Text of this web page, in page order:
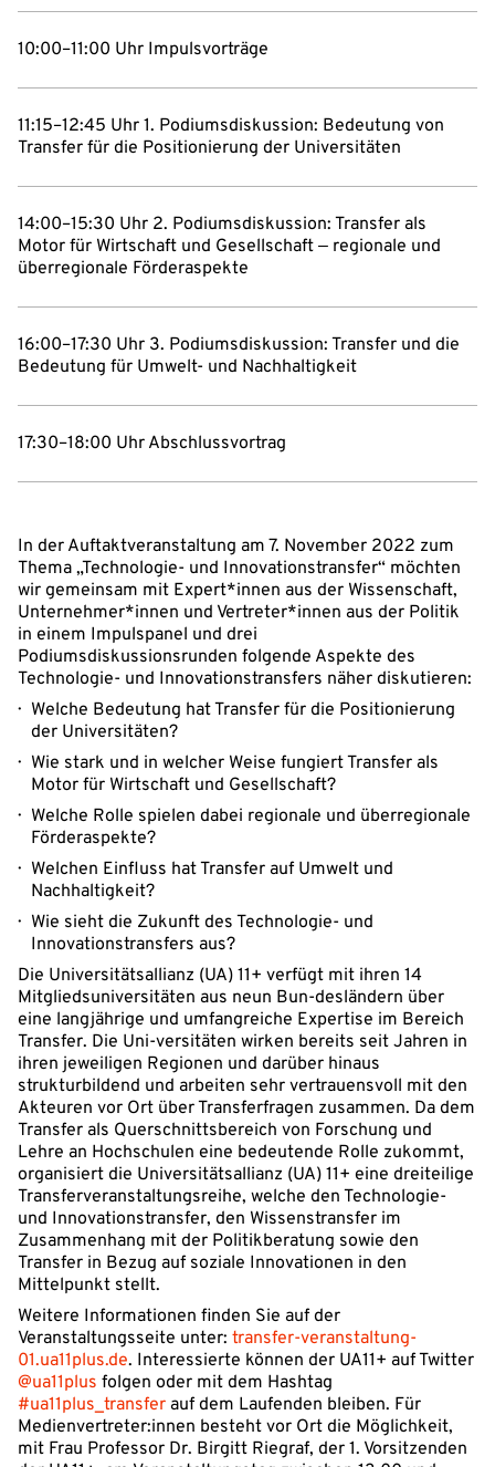
10:00–11:00 Uhr Impulsvorträge
11:15–12:45 Uhr 1. Podiumsdiskussion: Bedeutung von
Transfer für die Positionierung der Universitäten
14:00–15:30 Uhr 2. Podiumsdiskussion: Transfer als
Motor für Wirtschaft und Gesellschaft ‒ regionale und
überregionale Förderaspekte
16:00–17:30 Uhr 3. Podiumsdiskussion: Transfer und die
Bedeutung für Umwelt- und Nachhaltigkeit
17:30–18:00 Uhr Abschlussvortrag
In der Auftaktveranstaltung am 7. November 2022 zum
Thema „Technologie- und Innovationstransfer“ möchten
wir gemeinsam mit Expert*innen aus der Wissenschaft,
Unternehmer*innen und Vertreter*innen aus der Politik
in einem Impulspanel und drei
Podiumsdiskussionsrunden folgende Aspekte des
Technologie- und Innovationstransfers näher diskutieren:
Welche Bedeutung hat Transfer für die Positionierung
der Universitäten?
Wie stark und in welcher Weise fungiert Transfer als
Motor für Wirtschaft und Gesellschaft?
Welche Rolle spielen dabei regionale und überregionale
Förderaspekte?
Welchen Einfluss hat Transfer auf Umwelt und
Nachhaltigkeit?
Wie sieht die Zukunft des Technologie- und
Innovationstransfers aus?
Die Universitätsallianz (UA) 11+ verfügt mit ihren 14
Mitgliedsuniversitäten aus neun Bun-desländern über
eine langjährige und umfangreiche Expertise im Bereich
Transfer. Die Uni-versitäten wirken bereits seit Jahren in
ihren jeweiligen Regionen und darüber hinaus
strukturbildend und arbeiten sehr vertrauensvoll mit den
Akteuren vor Ort über Transferfragen zusammen. Da dem
Transfer als Querschnittsbereich von Forschung und
Lehre an Hochschulen eine bedeutende Rolle zukommt,
organisiert die Universitätsallianz (UA) 11+ eine dreiteilige
Transferveranstaltungsreihe, welche den Technologie-
und Innovationstransfer, den Wissenstransfer im
Zusammenhang mit der Politikberatung sowie den
Transfer in Bezug auf soziale Innovationen in den
Mittelpunkt stellt.
Weitere Informationen finden Sie auf der
Veranstaltungsseite unter: transfer-veranstaltung-
01.ua11plus.de. Interessierte können der UA11+ auf Twitter
@ua11plus folgen oder mit dem Hashtag
#ua11plus_transfer auf dem Laufenden bleiben. Für
Medienvertreter:innen besteht vor Ort die Möglichkeit,
mit Frau Professor Dr. Birgitt Riegraf, der 1. Vorsitzenden